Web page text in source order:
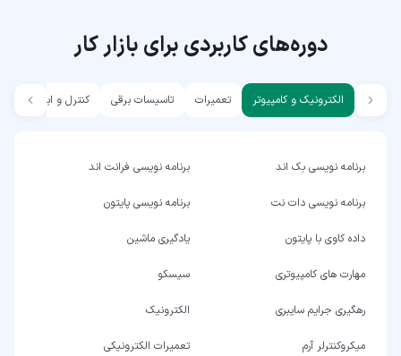
دوره‌های کاربردی برای بازار کار
الکترونیک و کامپیوتر تعمیرات تاسیسات برقی کنترل و ابزار دقیق
برنامه نویسی بک اند برنامه نویسی فرانت اند
برنامه نویسی دات نت برنامه نویسی پایتون
داده کاوی با پایتون یادگیری ماشین
مهارت های کامپیوتری سیسکو
رهگیری جرایم سایبری الکترونیک
میکروکنترلر آرم تعمیرات الکترونیکی